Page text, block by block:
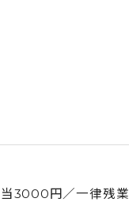
3000円／一律残業